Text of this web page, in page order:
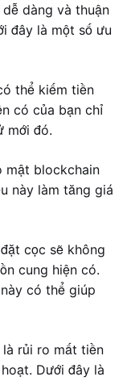
dàng và thuận
đây là một số ưu
thể kiếm tiền
có của bạn chỉ
mới đó.
mật blockchain
này làm tăng giá
cọc sẽ không
cung hiện có.
có thể giúp
rủi ro mất tiền
Dưới đây là